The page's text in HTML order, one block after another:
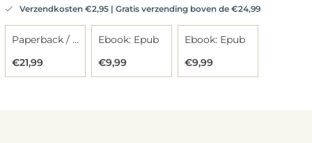
Verzendkosten €2,95 | Gratis verzending boven de €24,99
Paperback / softback
€21,99
Ebook: Epub
€9,99
Ebook: Epub
€9,99